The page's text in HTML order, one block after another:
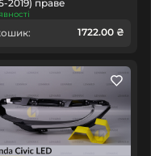
2019) праве
1722.00 ₴